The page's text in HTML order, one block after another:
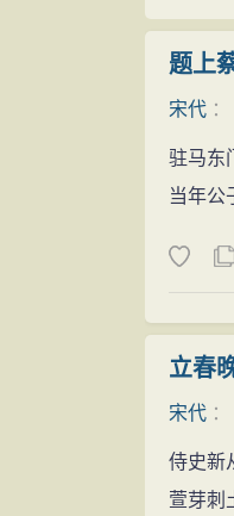
题上
宋代 ：
驻马东
当年公
立春
宋代 ：
侍史新
萱芽刺